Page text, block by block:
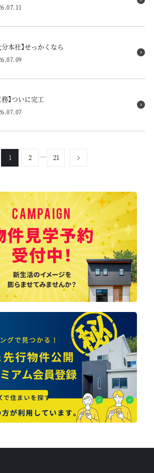
分本社】せっかくなら
務】ついに完工
1 2 … 21